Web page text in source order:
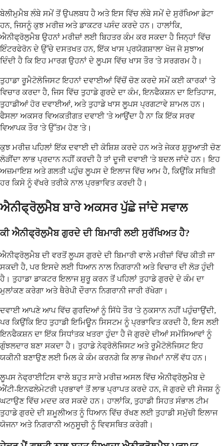
ਬੇਲੀਮੁਮੈਬ ਲੰਬੇ ਸਮੇਂ ਤੋਂ ਉਪਲਬਧ ਹੈ ਅਤੇ ਇਸ ਵਿੱਚ ਲੰਬੇ ਸਮੇਂ ਦੇ ਸੁਰੱਖਿਆ ਡੇਟਾ
ਹਨ, ਜਿਸਨੂੰ ਕੁਝ ਮਰੀਜ਼ ਅਤੇ ਡਾਕਟਰ ਪਸੰਦ ਕਰਦੇ ਹਨ। ਹਾਲਾਂਕਿ,
ਐਨੀਫ੍ਰੋਲੁਮੈਬ ਉਹਨਾਂ ਮਰੀਜ਼ਾਂ ਲਈ ਬਿਹਤਰ ਕੰਮ ਕਰ ਸਕਦਾ ਹੈ ਜਿਨ੍ਹਾਂ ਵਿੱਚ
ਇੰਟਰਫੇਰੋਨ ਦੇ ਉੱਚੇ ਦਸਤਖਤ ਹਨ, ਇੱਕ ਖਾਸ ਪ੍ਰਯੋਗਸ਼ਾਲਾ ਖੋਜ ਜੋ ਸੁਝਾਅ
ਦਿੰਦੀ ਹੈ ਕਿ ਇਹ ਮਾਰਗ ਉਹਨਾਂ ਦੇ ਲੂਪਸ ਵਿੱਚ ਖਾਸ ਤੌਰ 'ਤੇ ਸਰਗਰਮ ਹੈ।
ਤੁਹਾਡਾ ਰੂਮੈਟੋਲੋਜਿਸਟ ਇਹਨਾਂ ਦਵਾਈਆਂ ਵਿੱਚੋਂ ਚੋਣ ਕਰਦੇ ਸਮੇਂ ਕਈ ਕਾਰਕਾਂ 'ਤੇ
ਵਿਚਾਰ ਕਰਦਾ ਹੈ, ਜਿਸ ਵਿੱਚ ਤੁਹਾਡੇ ਗੁਰਦੇ ਦਾ ਕੰਮ, ਇਨਫੈਕਸ਼ਨ ਦਾ ਇਤਿਹਾਸ,
ਤੁਹਾਡੀਆਂ ਹੋਰ ਦਵਾਈਆਂ, ਅਤੇ ਤੁਹਾਡੇ ਖਾਸ ਲੂਪਸ ਪ੍ਰਗਟਾਵੇ ਸ਼ਾਮਲ ਹਨ।
ਫੈਸਲਾ ਅਕਸਰ ਵਿਅਕਤੀਗਤ ਦਵਾਈ 'ਤੇ ਆਉਂਦਾ ਹੈ ਨਾ ਕਿ ਇੱਕ ਸਰਵ
ਵਿਆਪਕ ਤੌਰ 'ਤੇ ਉੱਤਮ ਹੋਣ 'ਤੇ।
ਕੁਝ ਮਰੀਜ਼ ਪਹਿਲਾਂ ਇੱਕ ਦਵਾਈ ਦੀ ਕੋਸ਼ਿਸ਼ ਕਰਦੇ ਹਨ ਅਤੇ ਜੇਕਰ ਸ਼ੁਰੂਆਤੀ ਚੋਣ
ਲੋੜੀਂਦਾ ਲਾਭ ਪ੍ਰਦਾਨ ਨਹੀਂ ਕਰਦੀ ਹੈ ਤਾਂ ਦੂਜੀ ਦਵਾਈ 'ਤੇ ਬਦਲ ਜਾਂਦੇ ਹਨ। ਇਹ
ਅਜ਼ਮਾਇਸ਼ ਅਤੇ ਗਲਤੀ ਪਹੁੰਚ ਲੂਪਸ ਦੇ ਇਲਾਜ ਵਿੱਚ ਆਮ ਹੈ, ਕਿਉਂਕਿ ਸਥਿਤੀ
ਹਰ ਕਿਸੇ ਨੂੰ ਵੱਖਰੇ ਤਰੀਕੇ ਨਾਲ ਪ੍ਰਭਾਵਿਤ ਕਰਦੀ ਹੈ।
ਐਨੀਫ੍ਰੋਲੁਮੈਬ ਬਾਰੇ ਅਕਸਰ ਪੁੱਛੇ ਜਾਂਦੇ ਸਵਾਲ
ਕੀ ਐਨੀਫ੍ਰੋਲੁਮੈਬ ਗੁਰਦੇ ਦੀ ਬਿਮਾਰੀ ਲਈ ਸੁਰੱਖਿਅਤ ਹੈ?
ਐਨੀਫ੍ਰੋਲੁਮੈਬ ਦੀ ਵਰਤੋਂ ਲੂਪਸ ਗੁਰਦੇ ਦੀ ਬਿਮਾਰੀ ਵਾਲੇ ਮਰੀਜ਼ਾਂ ਵਿੱਚ ਕੀਤੀ ਜਾ
ਸਕਦੀ ਹੈ, ਪਰ ਇਸਦੇ ਲਈ ਧਿਆਨ ਨਾਲ ਨਿਗਰਾਨੀ ਅਤੇ ਵਿਚਾਰ ਦੀ ਲੋੜ ਹੁੰਦੀ
ਹੈ। ਤੁਹਾਡਾ ਡਾਕਟਰ ਇਲਾਜ ਸ਼ੁਰੂ ਕਰਨ ਤੋਂ ਪਹਿਲਾਂ ਤੁਹਾਡੇ ਗੁਰਦੇ ਦੇ ਕੰਮ ਦਾ
ਮੁਲਾਂਕਣ ਕਰੇਗਾ ਅਤੇ ਥੈਰੇਪੀ ਦੌਰਾਨ ਨਿਗਰਾਨੀ ਜਾਰੀ ਰੱਖੇਗਾ।
ਦਵਾਈ ਆਪਣੇ ਆਪ ਵਿੱਚ ਗੁਰਦਿਆਂ ਨੂੰ ਸਿੱਧੇ ਤੌਰ 'ਤੇ ਨੁਕਸਾਨ ਨਹੀਂ ਪਹੁੰਚਾਉਂਦੀ,
ਪਰ ਕਿਉਂਕਿ ਇਹ ਤੁਹਾਡੀ ਇਮਿਊਨ ਸਿਸਟਮ ਨੂੰ ਪ੍ਰਭਾਵਿਤ ਕਰਦੀ ਹੈ, ਇਸ ਲਈ
ਇਨਫੈਕਸ਼ਨ ਦਾ ਇੱਕ ਸਿਧਾਂਤਕ ਖਤਰਾ ਹੁੰਦਾ ਹੈ ਜੋ ਗੁਰਦੇ ਦੀਆਂ ਸਮੱਸਿਆਵਾਂ ਨੂੰ
ਗੁੰਝਲਦਾਰ ਬਣਾ ਸਕਦਾ ਹੈ। ਤੁਹਾਡੇ ਨੇਫ੍ਰੋਲੋਜਿਸਟ ਅਤੇ ਰੂਮੈਟੋਲੋਜਿਸਟ ਇਹ
ਯਕੀਨੀ ਬਣਾਉਣ ਲਈ ਮਿਲ ਕੇ ਕੰਮ ਕਰਨਗੇ ਕਿ ਲਾਭ ਜੋਖਮਾਂ ਨਾਲੋਂ ਵੱਧ ਹਨ।
ਲੂਪਸ ਨੇਫ੍ਰਾਈਟਿਸ ਵਾਲੇ ਬਹੁਤ ਸਾਰੇ ਮਰੀਜ਼ ਅਸਲ ਵਿੱਚ ਐਨੀਫ੍ਰੋਲੁਮੈਬ ਦੇ
ਐਂਟੀ-ਇਨਫਲੇਮੇਟਰੀ ਪ੍ਰਭਾਵਾਂ ਤੋਂ ਲਾਭ ਪ੍ਰਾਪਤ ਕਰਦੇ ਹਨ, ਜੋ ਗੁਰਦੇ ਦੀ ਸੋਜਸ਼ ਨੂੰ
ਘਟਾਉਣ ਵਿੱਚ ਮਦਦ ਕਰ ਸਕਦੇ ਹਨ। ਹਾਲਾਂਕਿ, ਤੁਹਾਡੀ ਸਿਹਤ ਸੰਭਾਲ ਟੀਮ
ਤੁਹਾਡੇ ਗੁਰਦੇ ਦੀ ਸ਼ਮੂਲੀਅਤ ਨੂੰ ਧਿਆਨ ਵਿੱਚ ਰੱਖਣ ਲਈ ਤੁਹਾਡੀ ਸਮੁੱਚੀ ਇਲਾਜ
ਯੋਜਨਾ ਅਤੇ ਨਿਗਰਾਨੀ ਅਨੁਸੂਚੀ ਨੂੰ ਵਿਵਸਥਿਤ ਕਰੇਗੀ।